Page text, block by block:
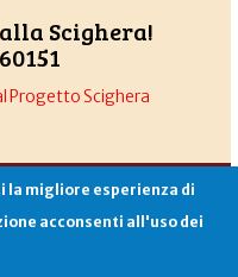
Scighera!
Progetto Scighera
cookies|privacy|login
la migliore esperienza di
acconsenti all'uso dei